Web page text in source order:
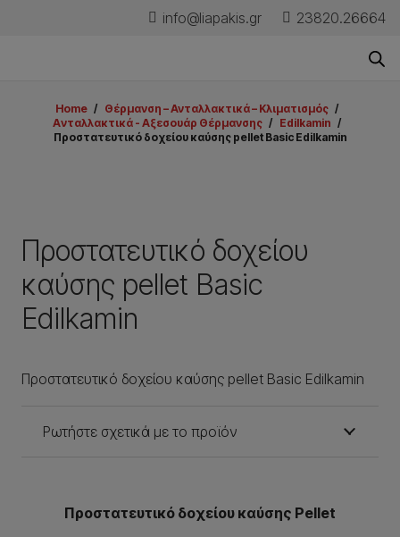
info@liapakis.gr 23820.26664
Home / Θέρμανση – Ανταλλακτικά – Κλιματισμός /
Aνταλλακτικά - Aξεσουάρ Θέρμανσης / Edilkamin /
Προστατευτικό δοχείου καύσης pellet Basic Edilkamin
Προστατευτικό δοχείου
καύσης pellet Basic
Edilkamin
Προστατευτικό δοχείου καύσης pellet Basic Edilkamin
Ρωτήστε σχετικά με το προϊόν
Προστατευτικό δοχείου καύσης Pellet